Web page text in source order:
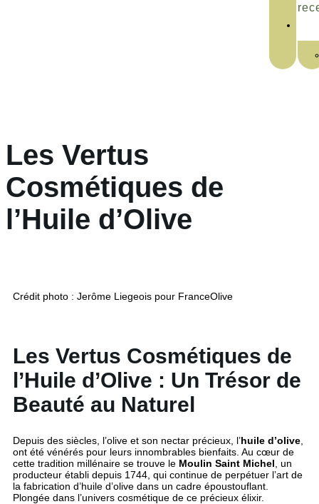
Les Vertus
Cosmétiques de
l’Huile d’Olive
Crédit photo : Jerôme Liegeois pour FranceOlive
Les Vertus Cosmétiques de
l’Huile d’Olive : Un Trésor de
Beauté au Naturel
Depuis des siècles, l’olive et son nectar précieux, l’huile d’olive
ont été vénérés pour leurs innombrables bienfaits. Au cœur de
cette tradition millénaire se trouve le Moulin Saint Michel , un
producteur établi depuis 1744, qui continue de perpétuer l’art de
la fabrication d’huile d’olive dans un cadre époustouflant.
Plongée dans l’univers cosmétique de ce précieux élixir.